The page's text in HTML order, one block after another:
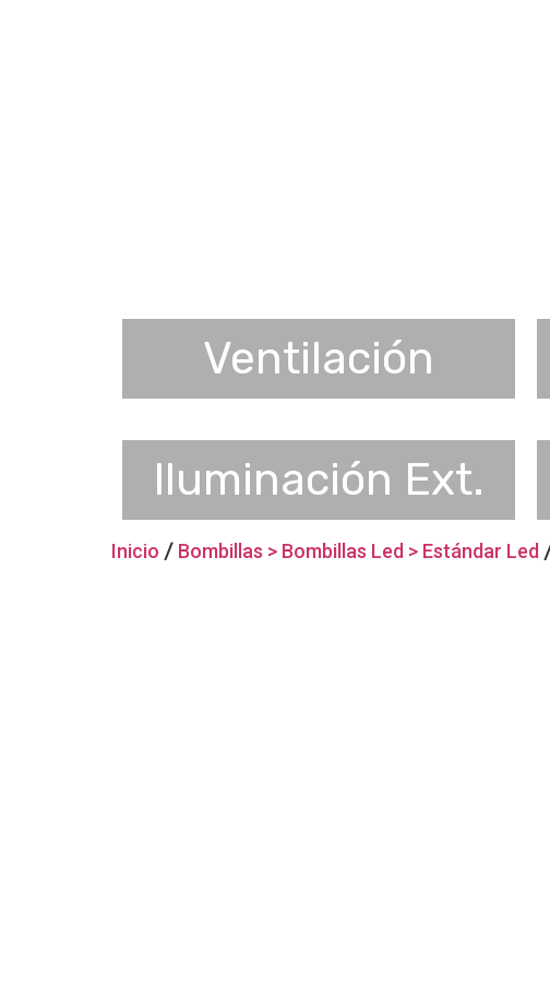
Ventilación
Iluminación Ext.
Inicio / Bombillas > Bombillas Led > Estándar Led